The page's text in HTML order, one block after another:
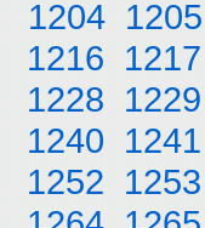
1204 1205
1216 1217
1228 1229
1240 1241
1252 1253